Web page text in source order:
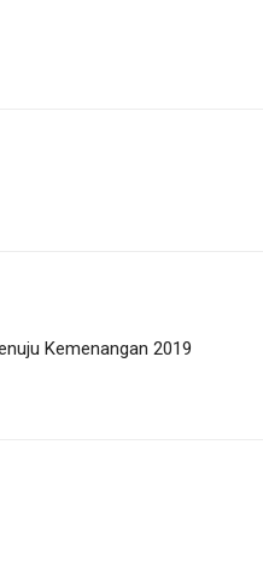
Kemenangan 2019